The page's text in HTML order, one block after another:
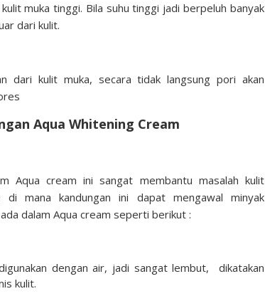
muka tinggi. Bila suhu tinggi jadi berpeluh banyak
dari kulit.
dari kulit muka, secara tidak langsung pori akan
Aqua Whitening Cream
Aqua cream ini sangat membantu masalah kulit
mana kandungan ini dapat mengawal minyak
dalam Aqua cream seperti berikut :
dengan air, jadi sangat lembut, dikatakan
kulit.